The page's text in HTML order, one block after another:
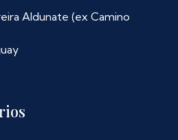
Aldunate (ex Camino